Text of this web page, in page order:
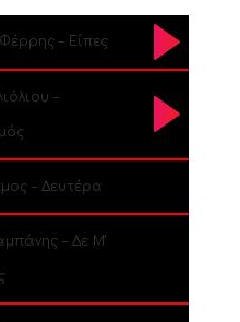
– Είπες
–
– Δευτέρα
– Δε Μ’